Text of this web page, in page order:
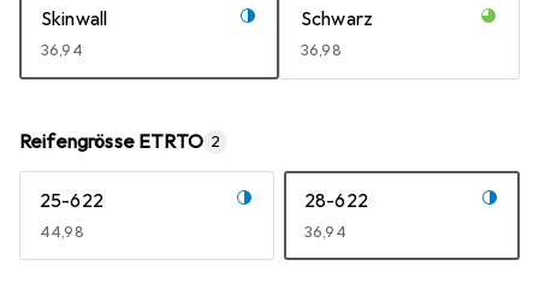
Skinwall
EUR
36,94
Schwarz
EUR
36,98
Reifengrösse ETRTO 2
25-622
EUR
44,98
28-622
EUR
36,94